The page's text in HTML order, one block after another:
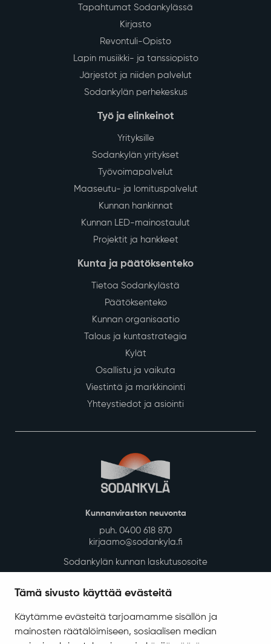
Tämä sivusto käyttää evästeitä
Käytämme evästeitä tarjoamamme sisällön ja
mainosten räätälöimiseen, sosiaalisen median
Tapahtumat Sodankylässä
Kirjasto
Revontuli-Opisto
Lapin musiikki- ja tanssiopisto
Järjestöt ja niiden palvelut
Sodankylän perhekeskus
Työ ja elinkeinot
Yrityksille
Sodankylän yritykset
Työvoimapalvelut
Maaseutu- ja lomituspalvelut
Kunnan hankinnat
Kunnan LED-mainostaulut
Projektit ja hankkeet
Kunta ja päätöksenteko
Tietoa Sodankylästä
Päätöksenteko
Kunnan organisaatio
Talous ja kuntastrategia
Kylät
Osallistu ja vaikuta
Viestintä ja markkinointi
Yhteystiedot ja asiointi
Kunnanviraston neuvonta
puh. 0400 618 870
kirjaamo@sodankyla.fi
Sodankylän kunnan laskutusosoite
Asiakirjajulkisuuskuvaus